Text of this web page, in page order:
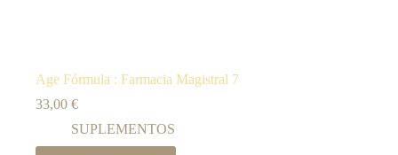
Age Fórmula : Farmacia Magistral 7
33,00 €
SUPLEMENTOS